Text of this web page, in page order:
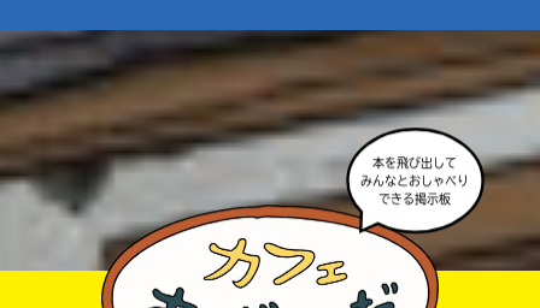
Loading...
本を飛び出して
みんなとおしゃべり
できる掲示板